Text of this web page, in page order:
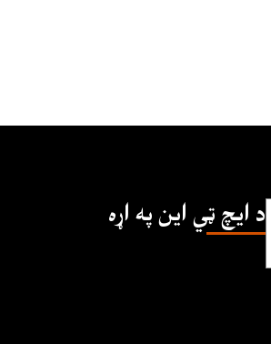
د ايچ ټي اين په اړه